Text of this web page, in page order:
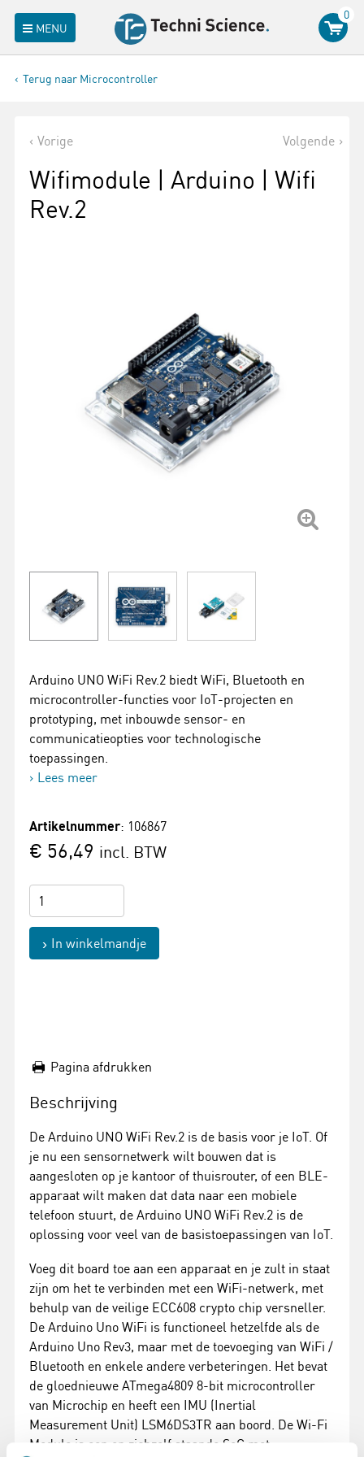
MENU
0
Terug naar Microcontroller
Vorige Volgende
Wifimodule | Arduino | Wifi
Rev.2
Arduino UNO WiFi Rev.2 biedt WiFi, Bluetooth en
microcontroller-functies voor IoT-projecten en
prototyping, met inbouwde sensor- en
communicatieopties voor technologische
toepassingen.
Lees meer
Artikelnummer: 106867
€ 56,49 incl. BTW
In winkelmandje
Pagina afdrukken
Beschrijving
De Arduino UNO WiFi Rev.2 is de basis voor je IoT. Of
je nu een sensornetwerk wilt bouwen dat is
aangesloten op je kantoor of thuisrouter, of een BLE-
apparaat wilt maken dat data naar een mobiele
telefoon stuurt, de Arduino UNO WiFi Rev.2 is de
oplossing voor veel van de basistoepassingen van IoT.
Voeg dit board toe aan een apparaat en je zult in staat
zijn om het te verbinden met een WiFi-netwerk, met
behulp van de veilige ECC608 crypto chip versneller.
De Arduino Uno WiFi is functioneel hetzelfde als de
Arduino Uno Rev3, maar met de toevoeging van WiFi /
Bluetooth en enkele andere verbeteringen. Het bevat
de gloednieuwe ATmega4809 8-bit microcontroller
van Microchip en heeft een IMU (Inertial
Measurement Unit) LSM6DS3TR aan boord. De Wi-Fi
Module is een op zichzelf staande SoC met